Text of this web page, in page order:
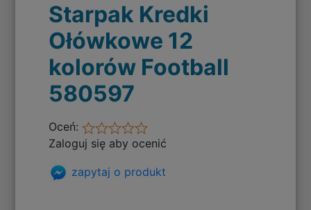
Starpak Kredki
Ołówkowe 12
kolorów Football
580597
Oceń:
Zaloguj się aby ocenić
zapytaj o produkt